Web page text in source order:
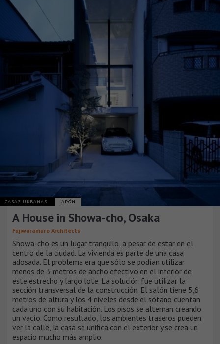
CASAS URBANAS JAPÓN
A House in Showa-cho, Osaka
Fujiwaramuro Architects
Showa-cho es un lugar tranquilo, a pesar de estar en el
centro de la ciudad. La vivienda es parte de una casa
adosada. El problema era que sólo se podían utilizar
menos de 3 metros de ancho efectivo en el interior de
este estrecho y largo lote. La solución fue utilizar la
sección transversal de la construcción. El salón tiene 5,6
metros de altura y los 4 niveles desde el sótano cuentan
cada uno con su habitación. Los pisos se alternan creando
un vacío. Como resultado, los ambientes traseros pueden
ver la calle, la casa se unifica con el exterior y se crea un
espacio mucho más amplio.